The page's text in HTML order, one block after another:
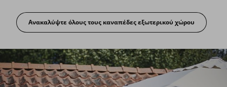
Ήρεμη διάθεση, αφράτα μαξιλάρια
Ανακαλύψτε όλους τους καναπέδες εξωτερικού χώρου